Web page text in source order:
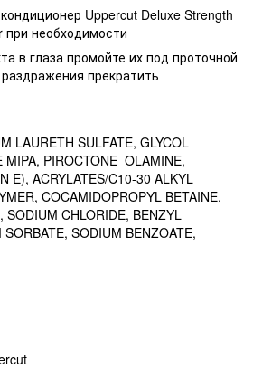
Uppercut Deluxe Strength
при необходимости
в глаза промойте их под проточной
прекратить
LAURETH SULFATE, GLYCOL
MIPA, PIROCTONE OLAMINE,
E), ACRYLATES/C10-30 ALKYL
COCAMIDOPROPYL BETAINE,
SODIUM CHLORIDE, BENZYL
SODIUM BENZOATE,